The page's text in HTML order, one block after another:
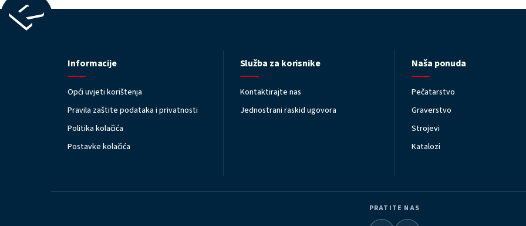
Informacije
Opći uvjeti korištenja
Pravila zaštite podataka i privatnosti
Politika kolačića
Postavke kolačića
Služba za korisnike
Kontaktirajte nas
Jednostrani raskid ugovora
Naša ponuda
Pečatarstvo
Graverstvo
Strojevi
Katalozi
PRATITE NAS